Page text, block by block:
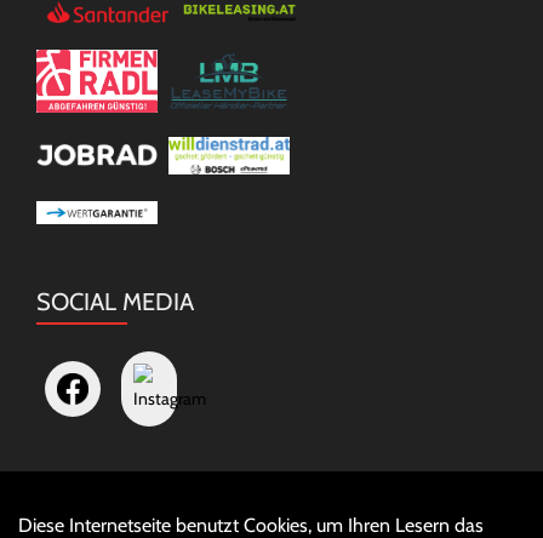
SOCIAL MEDIA
Diese Internetseite benutzt Cookies, um Ihren Lesern das